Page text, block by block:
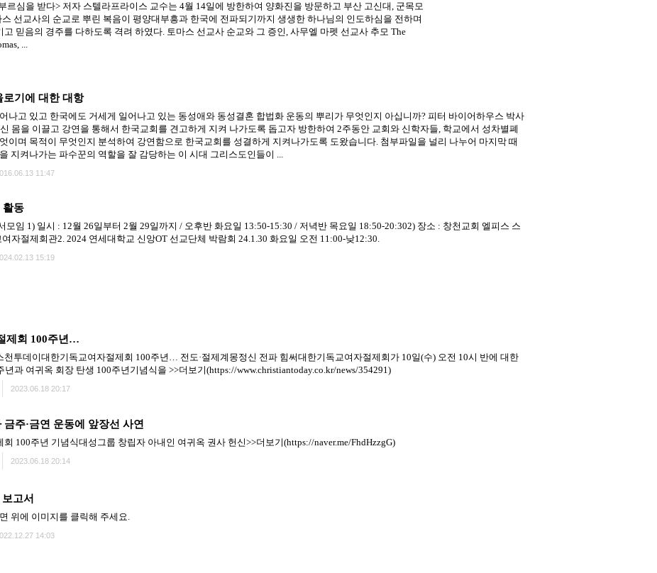
르심을 받다> 저자 스텔라프라이스 교수는 4월 14일에 방한하여 양화진을 방문하고 부산 고신대, 군목모
선교사의 순교로 뿌린 복음이 평양대부흥과 한국에 전파되기까지 생생한 하나님의 인도하심을 전하며
믿음의 경주를 다하도록 격려 하였다. 토마스 선교사 순교와 그 증인, 사무엘 마펫 선교사 추모 The
...
로기에 대한 대항
나고 있고 한국에도 거세게 일어나고 있는 동성애와 동성결혼 합법화 운동의 뿌리가 무엇인지 아십니까? 피터 바이어하우스 박사
몸을 이끌고 강연을 통해서 한국교회를 견고하게 지켜 나가도록 돕고자 방한하여 2주동안 교회와 신학자들, 학교에서 성차별폐
이며 목적이 무엇인지 분석하여 강연함으로 한국교회를 성결하게 지켜나가도록 도왔습니다. 첨부파일을 널리 나누어 마지막 때
지켜나가는 파수꾼의 역할을 잘 감당하는 이 시대 그리스도인들이 ...
11:47
활동
모임 1) 일시 : 12월 26일부터 2월 29일까지 / 오후반 화요일 13:50-15:30 / 저녁반 목요일 18:50-20:302) 장소 : 창천교회 엘피스 스
자절제회관2. 2024 연세대학교 신앙OT 선교단체 박람회 24.1.30 화요일 오전 11:00-낮12:30.
15:19
제회 100주년…
천투데이대한기독교여자절제회 100주년… 전도·절제계몽정신 전파 힘써대한기독교여자절제회가 10일(수) 오전 10시 반에 대한
년과 여귀옥 회장 탄생 100주년기념식을 >>더보기(https://www.christiantoday.co.kr/news/354291)
2023.06.18 20:17
주·금연 운동에 앞장선 사연
100주년 기념식대성그룹 창립자 아내인 여귀옥 권사 헌신>>더보기(https://naver.me/FhdHzzgG)
2023.06.18 20:14
고서
위에 이미지를 클릭해 주세요.
14:03